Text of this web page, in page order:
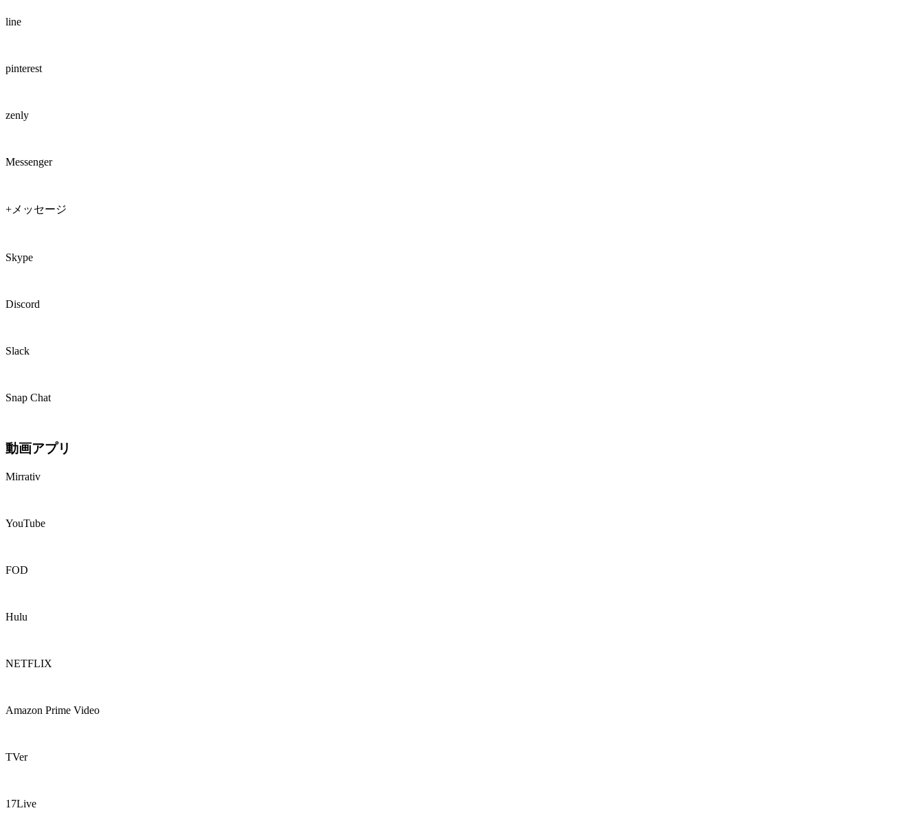
line
pinterest
zenly
Messenger
+メッセージ
Skype
Discord
Slack
Snap Chat
動画アプリ
Mirrativ
YouTube
FOD
Hulu
NETFLIX
Amazon Prime Video
TVer
17Live